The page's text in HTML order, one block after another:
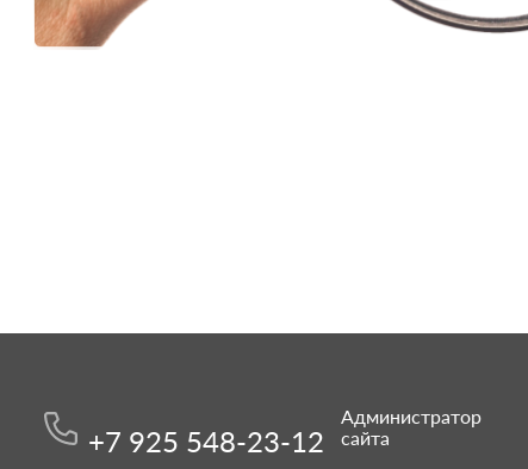
+7 925 548-23-12
Администратор
сайта